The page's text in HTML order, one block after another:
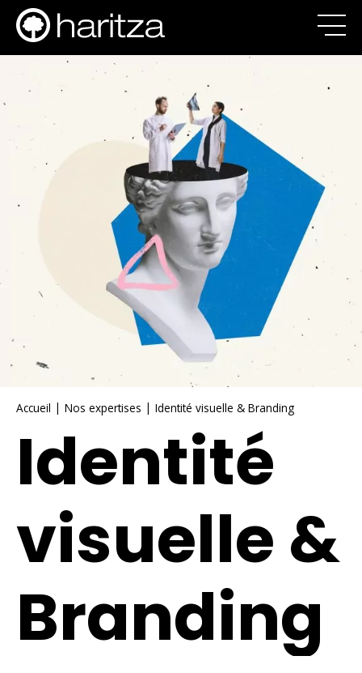
Accueil | Nos expertises | Identité visuelle & Branding
Identité
visuelle &
Branding